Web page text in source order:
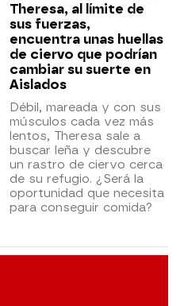
Theresa, al límite de
sus fuerzas,
encuentra unas huellas
de ciervo que podrían
cambiar su suerte en
Aislados
Débil, mareada y con sus
músculos cada vez más
lentos, Theresa sale a
buscar leña y descubre
un rastro de ciervo cerca
de su refugio. ¿Será la
oportunidad que necesita
para conseguir comida?